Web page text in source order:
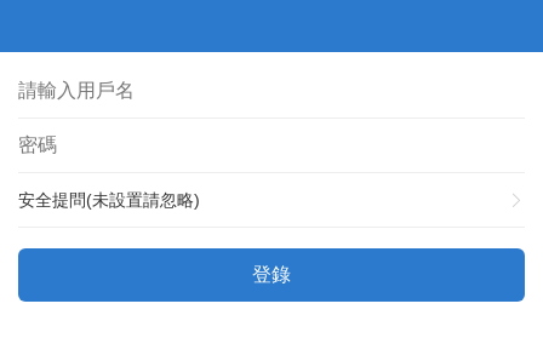
安全提問(未設置請忽略)
登錄